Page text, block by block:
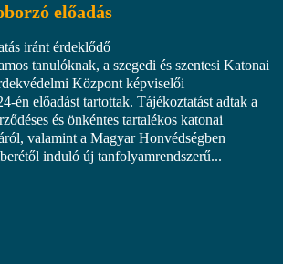
előadás
iránt érdeklődő
tanulóknak, a szegedi és szentesi Katonai
Központ képviselői
én előadást tartottak. Tájékoztatást adtak a
és önkéntes tartalékos katonai
valamint a Magyar Honvédségben
induló új tanfolyamrendszerű...